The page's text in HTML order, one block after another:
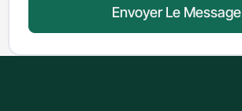
Envoyer Le Message